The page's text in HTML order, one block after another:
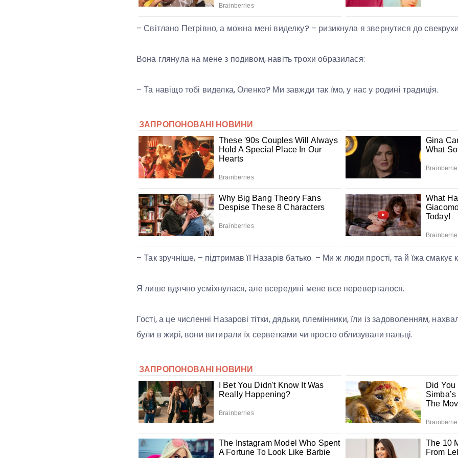
– Світлано Петрівно, а можна мені виделку? – ризикнула я звернутися до
Вона глянула на мене з подивом, навіть трохи образилася:
– Та навіщо тобі виделка, Оленко? Ми завжди так їмо, у нас у родині традиція.
– Так зручніше, – підтримав її Назарів батько. – Ми ж люди прості, та й їжа смакує
Я лише вдячно усміхнулася, але всередині мене все переверталося.
Гості, а це численні Назарові тітки, дядьки, племінники, їли із задоволенням,
були в жирі, вони витирали їх серветками чи просто облизували пальці.